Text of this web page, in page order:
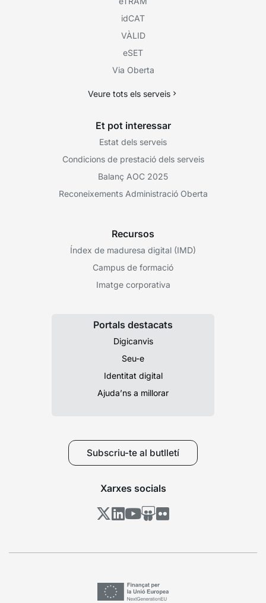
idCAT
VÀLID
eSET
Via Oberta
Veure tots els serveis
Et pot interessar
Estat dels serveis
Condicions de prestació dels serveis
Balanç AOC 2025
Reconeixements Administració Oberta
Recursos
Índex de maduresa digital (IMD)
Campus de formació
Imatge corporativa
Portals destacats
Digicanvis
Seu-e
Identitat digital
Ajuda’ns a millorar
Subscriu-te al butlletí
Xarxes socials